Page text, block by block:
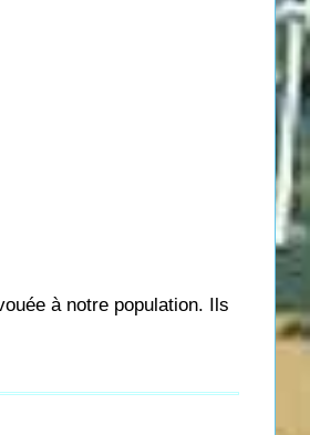
à notre population. Ils